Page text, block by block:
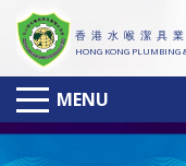
香 港 水 喉 潔 具
HONG KONG PLUMBING
MENU